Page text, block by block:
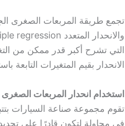
التي تشرح أكبر قدر ممكن من
الانحدار بقيم المتغيرات التابعة
استخدام انحدار المربعات
تقوم مجموعة صناعة السيارات
في محاولة لتكون قادرًا على